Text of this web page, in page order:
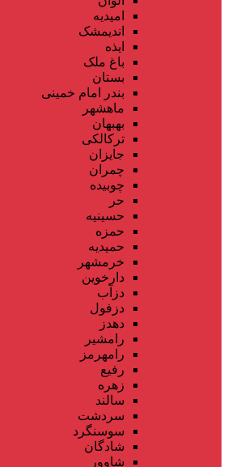
امیدیه
اندیمشک
ایذه
باغ ملک
بستان
بندر امام خمینی
ماهشهر
بهبهان
ترکالکی
جایزان
چمران
چوبیده
حر
حسینیه
حمزه
حمیدیه
خرمشهر
دارخوین
دزآب
دزفول
دهدز
رامشیر
رامهرمز
رفیع
زهره
سالند
سردشت
سوسنگرد
شادگان
شاوور